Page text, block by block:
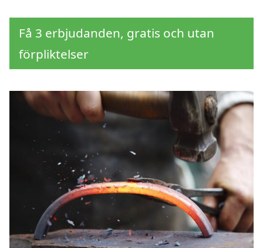
Få 3 erbjudanden, gratis och utan
förpliktelser